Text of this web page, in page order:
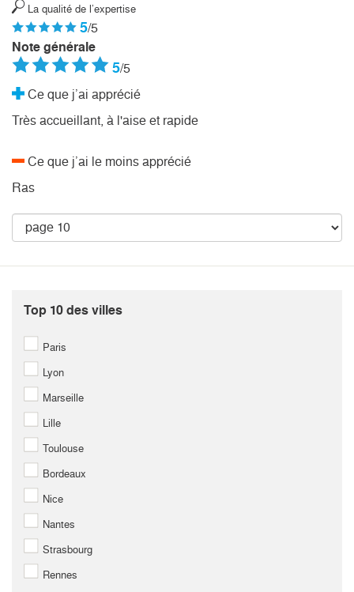
La qualité de l’expertise
5/5
Note générale
5/5
Ce que j’ai apprécié
Très accueillant, à l'aise et rapide
Ce que j’ai le moins apprécié
Ras
Top 10 des villes
Paris
Lyon
Marseille
Lille
Toulouse
Bordeaux
Nice
Nantes
Strasbourg
Rennes